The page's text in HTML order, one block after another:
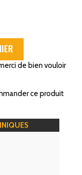
de bien vouloir
ce produit